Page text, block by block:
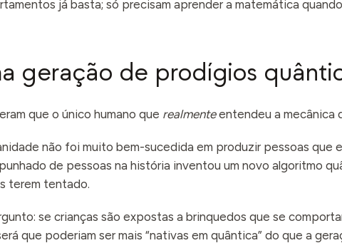
já basta; só precisam aprender a matemática
geração de prodígios
que o único humano que realmenteentendeu a mecânica
não foi muito bem-sucedida em produzir pessoas que
de pessoas na história inventou um novo algoritmo
terem tentado.
se crianças são expostas a brinquedos que se
que poderiam ser mais “nativas em quântica” do que a